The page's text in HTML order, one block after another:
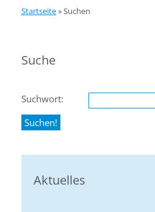
Startseite»Suchen
Suche
Suchwort:
Aktuelles